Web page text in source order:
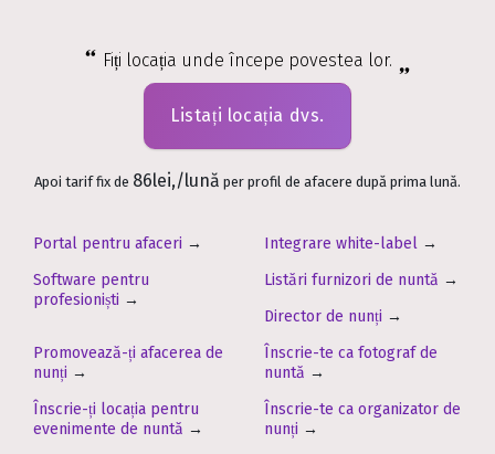
Fiți locația unde începe povestea lor.
Listați locația dvs.
Apoi tarif fix de 86lei,/lună per profil de afacere după prima lună.
Portal pentru afaceri → Integrare white-label →
Software pentru
profesioniști →
Listări furnizori de nuntă →
Director de nunți →
Promovează-ți afacerea de
nunți →
Înscrie-te ca fotograf de
nuntă →
Înscrie-ți locația pentru
evenimente de nuntă →
Înscrie-te ca organizator de
nunți →